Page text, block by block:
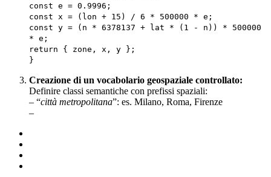
const e = 0.9996;
const x = (lon + 15) / 6 * 500000 * e;
const y = (n * 6378137 + lat * (1 - n)) * 500000
* e;
return { zone, x, y };
}
Creazione di un vocabolario geospaziale controllato:
Definire classi semantiche con prefissi spaziali:
– “città metropolitana”: es. Milano, Roma, Firenze
–